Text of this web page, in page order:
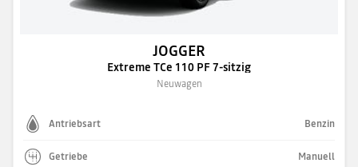
JOGGER
Extreme TCe 110 PF 7-sitzig
Neuwagen
Antriebsart Benzin
Getriebe Manuell